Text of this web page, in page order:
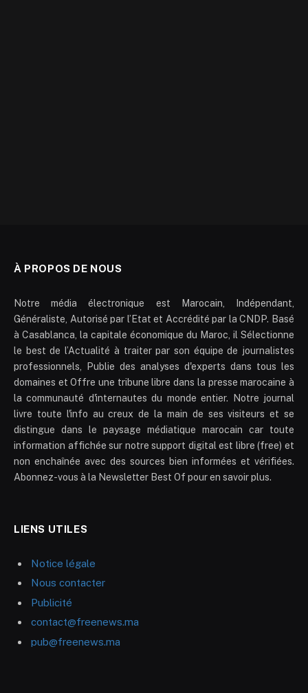
À PROPOS DE NOUS
Notre média électronique est Marocain, Indépendant,
Généraliste, Autorisé par l’Etat et Accrédité par la CNDP. Basé
à Casablanca, la capitale économique du Maroc, il Sélectionne
le best de l’Actualité à traiter par son équipe de journalistes
professionnels, Publie des analyses d'experts dans tous les
domaines et Offre une tribune libre dans la presse marocaine à
la communauté d'internautes du monde entier. Notre journal
livre toute l'info au creux de la main de ses visiteurs et se
distingue dans le paysage médiatique marocain car toute
information affichée sur notre support digital est libre (free) et
non enchaînée avec des sources bien informées et vérifiées.
Abonnez-vous à la Newsletter Best Of pour en savoir plus.
LIENS UTILES
Notice légale
Nous contacter
Publicité
contact@freenews.ma
pub@freenews.ma